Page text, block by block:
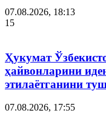
07.08.2026, 18:13
15
Ҳукумат
ҳайвонларини
этилаётганини
07.08.2026, 17:55